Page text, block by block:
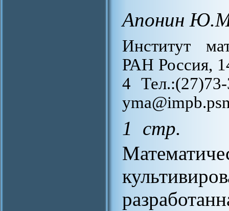
Апонин
Институт
РАН Россия,
4
1 стр.